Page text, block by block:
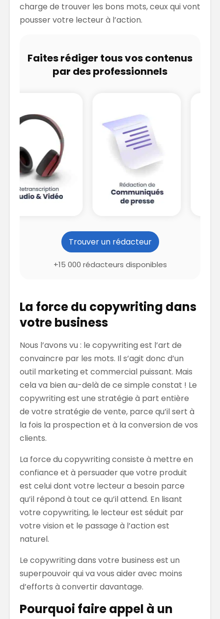
charge de trouver les bons mots, ceux qui vont
pousser votre lecteur à l’action.
Faites rédiger tous vos contenus
par des professionnels
Trouver un rédacteur
+15 000 rédacteurs disponibles
La force du copywriting dans
votre business
Nous l’avons vu : le copywriting est l’art de
convaincre par les mots. Il s’agit donc d’un
outil marketing et commercial puissant. Mais
cela va bien au-delà de ce simple constat ! Le
copywriting est une stratégie à part entière
de votre stratégie de vente, parce qu’il sert à
la fois la prospection et à la conversion de vos
clients.
La force du copywriting consiste à mettre en
confiance et à persuader que votre produit
est celui dont votre lecteur a besoin parce
qu’il répond à tout ce qu’il attend. En lisant
votre copywriting, le lecteur est séduit par
votre vision et le passage à l’action est
naturel.
Le copywriting dans votre business est un
superpouvoir qui va vous aider avec moins
d’efforts à convertir davantage.
Pourquoi faire appel à un